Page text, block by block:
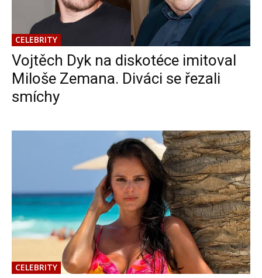
CELEBRITY
Vojtěch Dyk na diskotéce imitoval
Miloše Zemana. Diváci se řezali
smíchy
CELEBRITY